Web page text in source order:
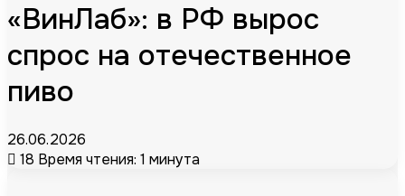
«ВинЛаб»: в РФ вырос
спрос на отечественное
пиво
26.06.2026
18 Время чтения: 1 минута